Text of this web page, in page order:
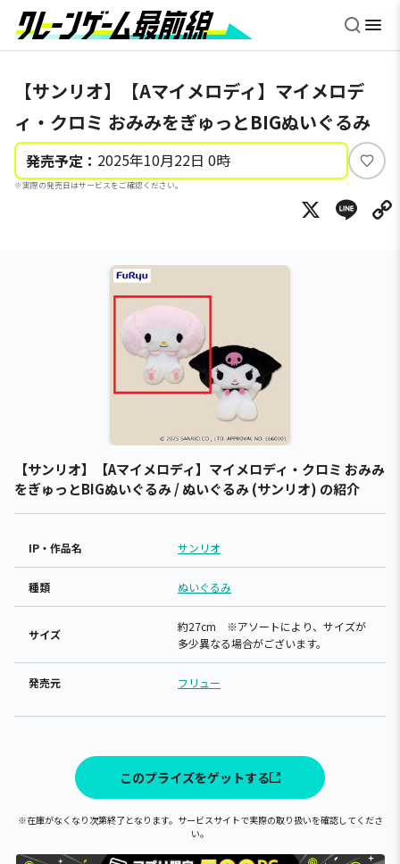
【サンリオ】【Aマイメロディ】マイメロデ
ィ・クロミ おみみをぎゅっとBIGぬいぐるみ
発売予定： 2025年10月22日 0時
※実際の発売日はサービスをご確認ください。
い
ね
X
【サンリオ】【Aマイメロディ】マイメロディ・クロミ おみみ
をぎゅっとBIGぬいぐるみ / ぬいぐるみ (サンリオ) の紹介
IP・作品名 サンリオ
種類 ぬいぐるみ
サイズ
約27cm ※アソートにより、サイズが
多少異なる場合がございます。
発売元 フリュー
このプライズをゲットする
※在庫がなくなり次第終了となります。サービスサイトで実際の取り扱いを確認してくださ
い。